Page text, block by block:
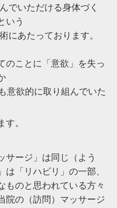
いただける身体づく
いう
あたっております。
ことに「意欲」を失っ
欲的に取り組んでいた
。
ージ」は同じ（よう
「リハビリ」の一部、
ものと思われている方々
院の（訪問）マッサージ